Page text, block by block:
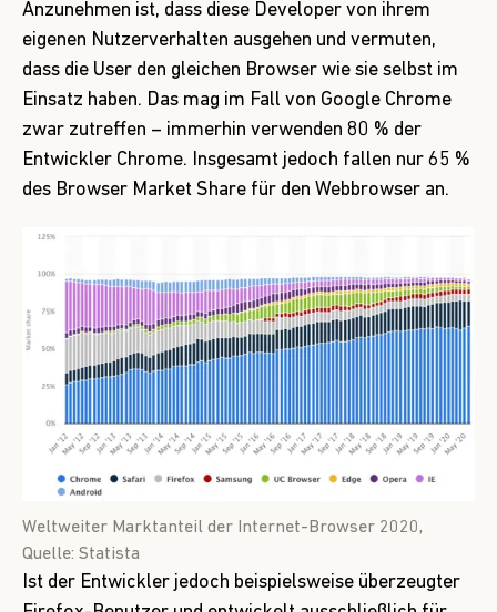
Anzunehmen ist, dass diese Developer von ihrem
eigenen Nutzerverhalten ausgehen und vermuten,
dass die User den gleichen Browser wie sie selbst im
Einsatz haben. Das mag im Fall von Google Chrome
zwar zutreffen – immerhin verwenden 80 % der
Entwickler Chrome. Insgesamt jedoch fallen nur 65 %
des Browser Market Share für den Webbrowser an.
Weltweiter Marktanteil der Internet-Browser 2020,
Quelle: Statista
Ist der Entwickler jedoch beispielsweise überzeugter